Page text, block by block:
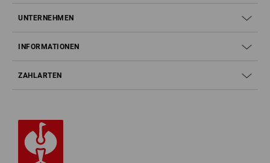
UNTERNEHMEN
INFORMATIONEN
ZAHLARTEN